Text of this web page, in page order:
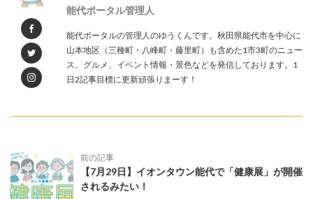
能代ポータル管理人
能代ポータルの管理人のゆうくんです。秋田県能代市を中心に
山本地区（三種町・八峰町・藤里町）も含めた1市3町のニュー
ス、グルメ、イベント情報・景色などを発信しております。1
日2記事目標に更新頑張りまーす！
前の記事
【7月29日】イオンタウン能代で「健康展」が開催
されるみたい！